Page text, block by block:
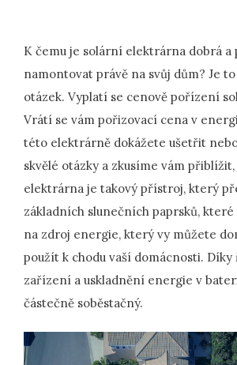
K čemu je solární elektrárna dobrá a
namontovat právě na svůj dům? Je
otázek. Vyplatí se cenově pořízení
Vrátí se vám pořizovací cena v
této elektrárně dokážete ušetřit
skvělé otázky a zkusíme vám
elektrárna je takový přístroj, který
základních slunečních paprsků, které
na zdroj energie, který vy můžete
použít k chodu vaší domácnosti.
zařízení a uskladnění energie v
částečně soběstačný.